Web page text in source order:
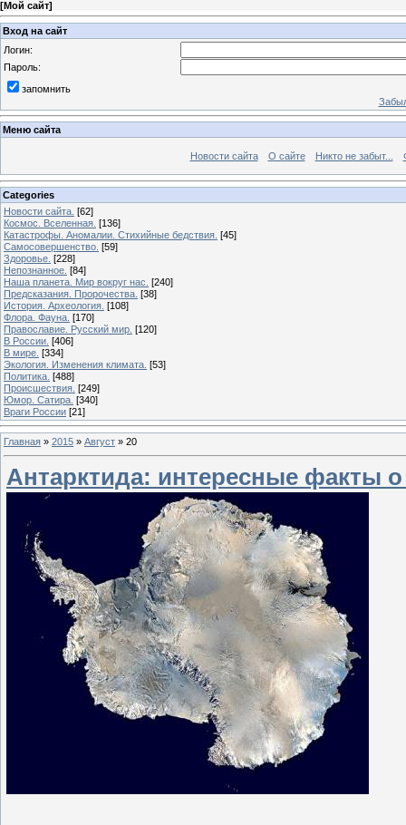
[Мой сайт]
Вход на сайт
Логин:
Пароль:
запомнить
Меню сайта
Новости сайта О сайте Никто не забыт...
Categories
Новости сайта. [62]
Космос. Вселенная. [136]
Катастрофы. Аномалии. Стихийные бедствия. [45]
Самосовершенство. [59]
Здоровье. [228]
Непознанное. [84]
Наша планета. Мир вокруг нас. [240]
Предсказания. Пророчества. [38]
История. Археология. [108]
Флора. Фауна. [170]
Православие. Русский мир. [120]
В России. [406]
В мире. [334]
Экология. Изменения климата. [53]
Политика. [488]
Происшествия. [249]
Юмор. Сатира. [340]
Враги России [21]
Главная » 2015 » Август » 20
Антарктида: интересные факты